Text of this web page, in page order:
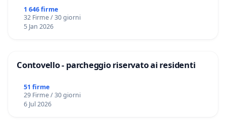
1 646 firme
32 Firme / 30 giorni
5 Jan 2026
Contovello - parcheggio riservato ai residenti
51 firme
29 Firme / 30 giorni
6 Jul 2026